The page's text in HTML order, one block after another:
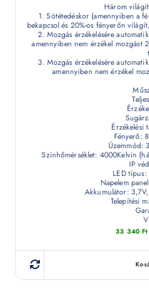
Három
1. Sötétedéskor (amennyiben a
bekapcsol és 20%-os fényerőn
2. Mozgás érzékelésére
amennyiben nem érzékel mozgást
3. Mozgás érzékelésére
amennyiben nem érzékel
Érzékelési
Fényerő:
Üzemmód:
Színhőmérséklet: 4000Kelvin
IP
LED
Napelem
Akkumulátor:
Telepítési
33 340Ft